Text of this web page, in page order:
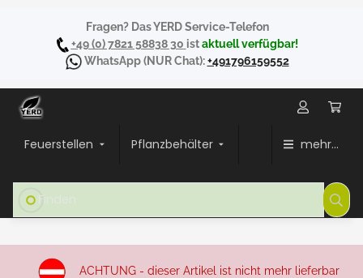
Fragen? Das YERD Service-Telefon
+49 (0) 7821 58838 30 istaktuell verfügbar!
WhatsApp(NUR Chat):+491796159552
Feuerstellen Pflanzbehälter mehr...
ACHTUNG - dieser Artikel ist nicht mehr lieferbar